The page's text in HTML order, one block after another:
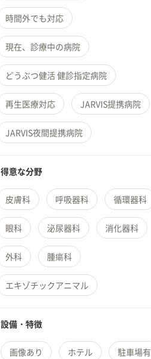
時間外でも対応
現在、診療中の病院
どうぶつ健活 健診指定病院
再生医療対応 JARVIS提携病院
JARVIS夜間提携病院
得意な分野
皮膚科 呼吸器科 循環器科
眼科 泌尿器科 消化器科
外科 腫瘍科
エキゾチックアニマル
設備・特徴
画像あり ホテル 駐車場有